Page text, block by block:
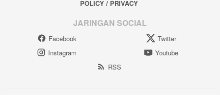
POLICY / PRIVACY
JARINGAN SOCIAL
Facebook
Twitter
Instagram
Youtube
RSS